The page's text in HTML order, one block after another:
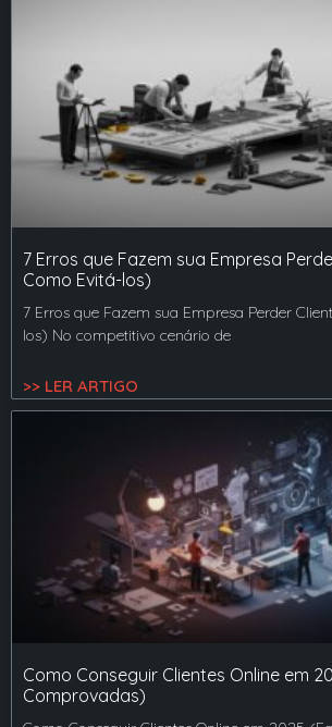
7 Erros que Fazem sua Empresa
Como Evitá-los)
7 Erros que Fazem sua Empresa Perder
los) No competitivo cenário de
>> LER ARTIGO
Como Conseguir Clientes Online em
Comprovadas)